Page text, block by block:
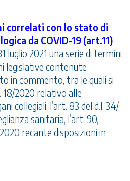
correlati con lo stato di
da COVID-19 (art.11)
luglio 2021 una serie di termini
legislative contenute
in commento, tra le quali si
18/2020 relativo alle
collegiali, l’art. 83 del d.l. 34/
sanitaria, l’art. 90,
recante disposizioni in